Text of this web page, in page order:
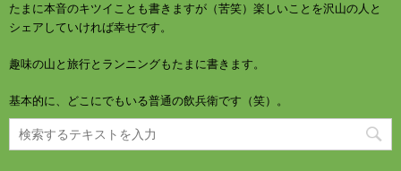
たまに本音のキツイことも書きますが（苦笑）楽しいことを沢山の人と
シェアしていければ幸せです。
趣味の山と旅行とランニングもたまに書きます。
基本的に、どこにでもいる普通の飲兵衛です（笑）。